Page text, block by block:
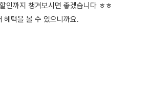
인까지 챙겨보시면 좋겠습니다 ㅎㅎ
혜택을 볼 수 있으니까요.